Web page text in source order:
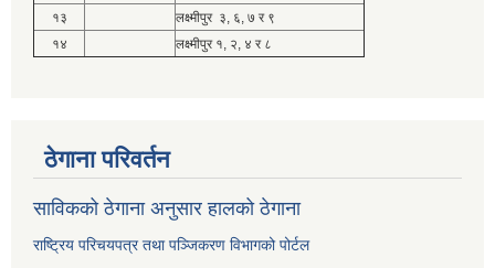
१३
लक्ष्मीपुर ३, ६, ७ र ९
१४
लक्ष्मीपुर १, २, ४ र ८
ठेगाना परिवर्तन
साविकको ठेगाना अनुसार हालको ठेगाना
राष्ट्रिय परिचयपत्र तथा पञ्जिकरण विभागको पोर्टल